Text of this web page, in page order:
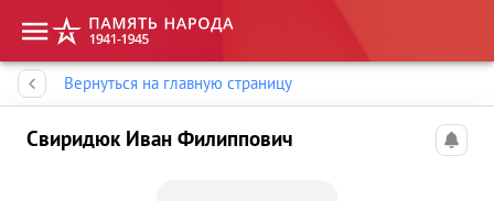
Вернуться на главную страницу
Свиридюк Иван Филиппович
Память народа